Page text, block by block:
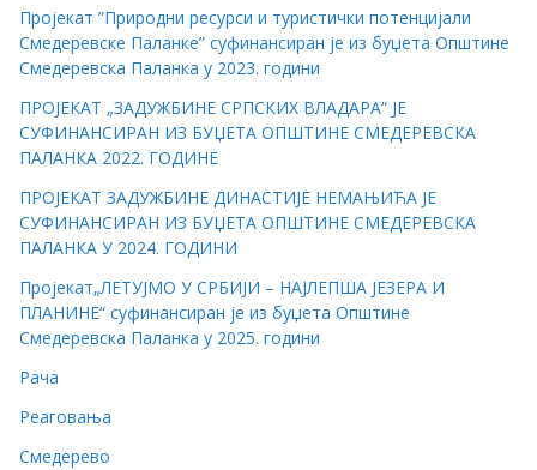
Пројекат ”Природни ресурси и туристички потенцијали
Смедеревске Паланке” суфинансиран је из буџета Општине
Смедеревска Паланка у 2023. години
ПРОЈЕКАТ „ЗАДУЖБИНЕ СРПСКИХ ВЛАДАРА“ ЈЕ
СУФИНАНСИРАН ИЗ БУЏЕТА ОПШТИНЕ СМЕДЕРЕВСКА
ПАЛАНКА 2022. ГОДИНЕ
ПРОЈЕКАТ ЗАДУЖБИНЕ ДИНАСТИЈЕ НЕМАЊИЋА ЈЕ
СУФИНАНСИРАН ИЗ БУЏЕТА ОПШТИНЕ СМЕДЕРЕВСКА
ПАЛАНКА У 2024. ГОДИНИ
Пројекат„ЛЕТУЈМО У СРБИЈИ – НАЈЛЕПША ЈЕЗЕРА И
ПЛАНИНЕ“ суфинансиран је из буџета Општине
Смедеревска Паланка у 2025. години
Рача
Реаговања
Смедерево